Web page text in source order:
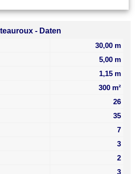
- Daten
30,00 m
5,00 m
1,15 m
300 m²
26
35
7
3
2
3